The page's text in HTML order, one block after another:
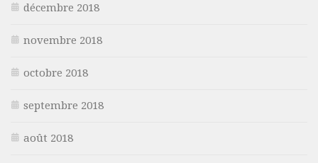
décembre 2018
novembre 2018
octobre 2018
septembre 2018
août 2018